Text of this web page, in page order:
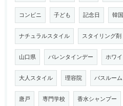
コンビニ 子ども 記念日 韓
ナチュラルスタイル スタイリング剤
山口県 バレンタインデー ホワ
大人スタイル 理容院 バスルーム
唐戸 専門学校 香水シャンプー